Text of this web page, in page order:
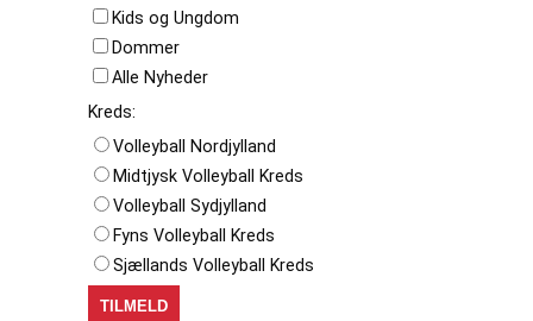
Kids og Ungdom
Dommer
Alle Nyheder
Kreds:
Volleyball Nordjylland
Midtjysk Volleyball Kreds
Volleyball Sydjylland
Fyns Volleyball Kreds
Sjællands Volleyball Kreds